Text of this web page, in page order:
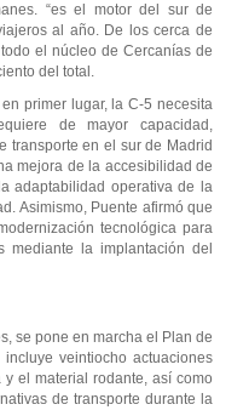
“es el motor del sur de
al año. De los cerca de
el núcleo de Cercanías de
del total.
primer lugar, la C-5 necesita
de mayor capacidad,
transporte en el sur de Madrid
mejora de la accesibilidad de
adaptabilidad operativa de la
Asimismo, Puente afirmó que
tecnológica para
mediante la implantación del
se pone en marcha el Plan de
veintiocho actuaciones
el material rodante, así como
de transporte durante la